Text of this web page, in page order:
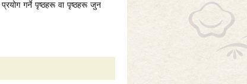
गर्ने पृष्ठहरू वा पृष्ठहरू जुन